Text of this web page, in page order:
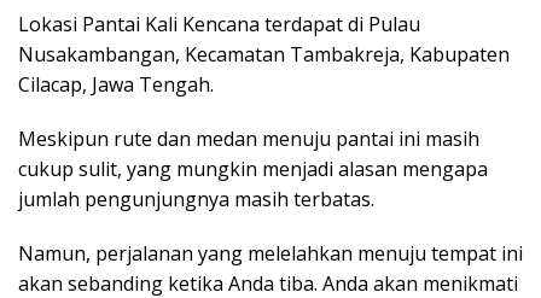
Lokasi Pantai Kali Kencana terdapat di Pulau
Nusakambangan, Kecamatan Tambakreja, Kabupaten
Cilacap, Jawa Tengah.
Meskipun rute dan medan menuju pantai ini masih
cukup sulit, yang mungkin menjadi alasan mengapa
jumlah pengunjungnya masih terbatas.
Namun, perjalanan yang melelahkan menuju tempat ini
akan sebanding ketika Anda tiba. Anda akan menikmati